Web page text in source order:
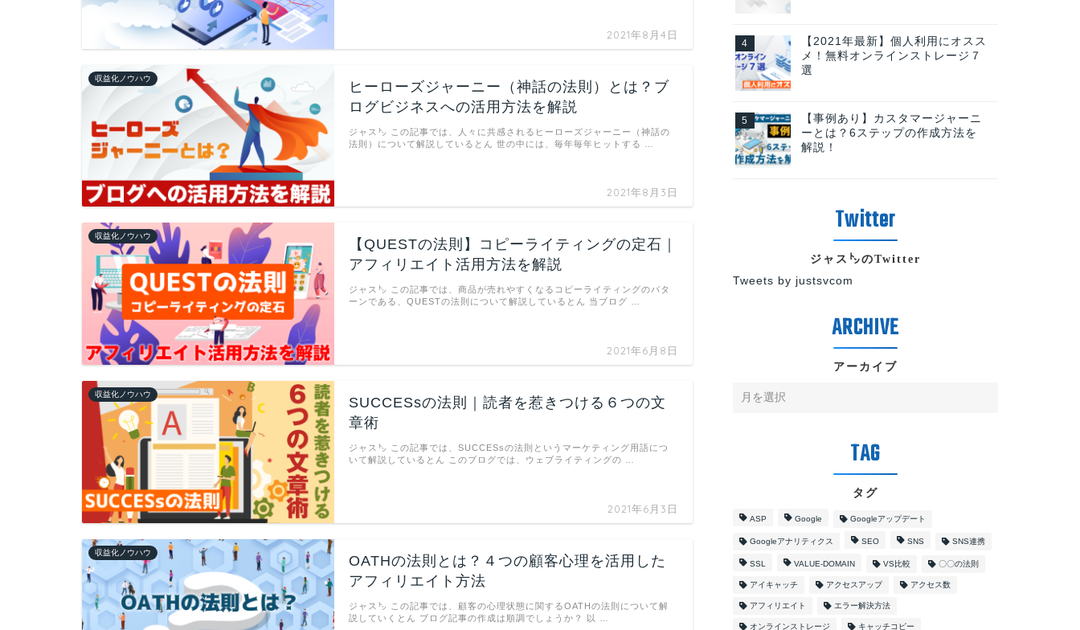
2021年8月4日
収益化ノウハウ
ヒーローズジャーニー（神話の法則）とは？ブ
ログビジネスへの活用方法を解説
2021年8月3日
ジャス㌧ この記事では、人々に共感されるヒーローズジャーニー（神話の
法則）について解説しているとん 世の中には、毎年毎年ヒットする …
収益化ノウハウ
【QUESTの法則】コピーライティングの定石｜
アフィリエイト活用方法を解説
2021年6月8日
ジャス㌧ この記事では、商品が売れやすくなるコピーライティングのパタ
ーンである、QUESTの法則について解説しているとん 当ブログ …
収益化ノウハウ
SUCCESsの法則｜読者を惹きつける６つの文
章術
2021年6月3日
ジャス㌧ この記事では、SUCCESsの法則というマーケティング用語につ
いて解説しているとん このブログでは、ウェブライティングの …
収益化ノウハウ
OATHの法則とは？４つの顧客心理を活用した
アフィリエイト方法
ジャス㌧ この記事では、顧客の心理状態に関するOATHの法則について解
説していくとん ブログ記事の作成は順調でしょうか？ 以 …
【2021年最新】個人利用にオスス
メ！無料オンラインストレージ７
選
【事例あり】カスタマージャーニ
ーとは？6ステップの作成方法を
解説！
ジャス㌧のTwitter
Tweets by justsvcom
アーカイブ
タグ
ASP Google Googleアップデート
Googleアナリティクス SEO SNS SNS連携
SSL VALUE-DOMAIN VS比較 〇〇の法則
アイキャッチ アクセスアップ アクセス数
アフィリエイト エラー解決方法
オンラインストレージ キャッチコピー